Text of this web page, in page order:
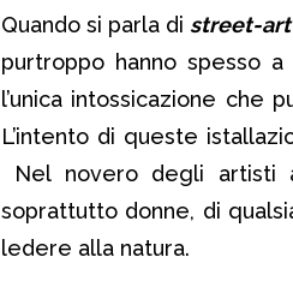
Quando si parla di street-art
purtroppo hanno spesso
l’unica intossicazione che
L’intento di queste
Nel novero degli artisti
soprattutto donne, di
ledere alla natura.